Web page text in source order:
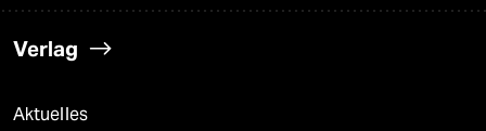
Verlag
Aktuelles